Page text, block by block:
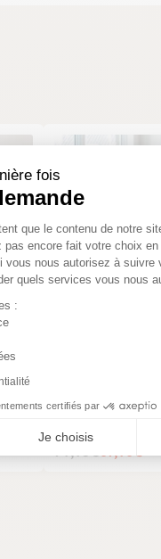
fois
Gestion du
que le contenu de notre
encore fait votre choix en
nous autorisez à suivre
quels services vous nous
:
certifiés par
Je choisis
Pouf de salon
79,95€67,96€